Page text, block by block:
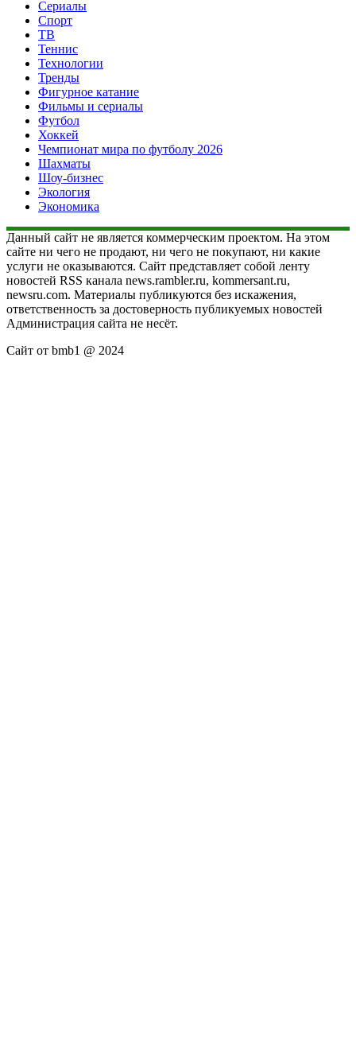
Сериалы
Спорт
ТВ
Теннис
Технологии
Тренды
Фигурное катание
Фильмы и сериалы
Футбол
Хоккей
Чемпионат мира по футболу 2026
Шахматы
Шоу-бизнес
Экология
Экономика
Данный сайт не является коммерческим проектом. На этом
сайте ни чего не продают, ни чего не покупают, ни какие
услуги не оказываются. Сайт представляет собой ленту
новостей RSS канала news.rambler.ru, kommersant.ru,
newsru.com. Материалы публикуются без искажения,
ответственность за достоверность публикуемых новостей
Администрация сайта не несёт.
Сайт от bmb1 @ 2024